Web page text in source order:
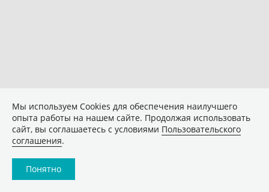
Мы используем Сookies для обеспечения наилучшего
опыта работы на нашем сайте. Продолжая использовать
сайт, вы соглашаетесь с условиями Пользовательского
соглашения.
Понятно